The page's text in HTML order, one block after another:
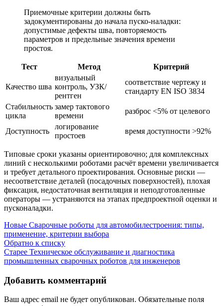
Приемочные критерии должны быть
задокументированы до начала пуско-наладки:
допустимые дефекты шва, повторяемость
параметров и предельные значения времени
простоя.
Тест Метод Критерий
Качество шва
визуальный
контроль, УЗК/
рентген
соответствие чертежу и
стандарту EN ISO 3834
Стабильность
цикла
замер тактового
времени
разброс <5% от целевого
Доступность
логирование
простоев
время доступности >92%
Типовые сроки указаны ориентировочно; для комплексных
линий с несколькими роботами расчёт времени увеличивается
и требует детального проектирования. Основные риски —
несоответствие деталей (посадочных поверхностей), плохая
фиксация, недостаточная вентиляция и неподготовленные
операторы — устраняются на этапах предпроектной оценки и
пусконаладки.
Новые Сварочные роботы для автомобилестроения: типы,
применение, критерии выбора
Обратно к списку
Старее Техническое обслуживание и диагностика
промышленных сварочных роботов для инженеров
Добавить комментарий
Ваш адрес email не будет опубликован. Обязательные поля